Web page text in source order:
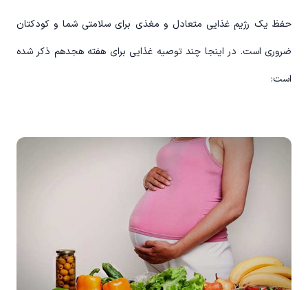
حفظ یک رژیم غذایی متعادل و مغذی برای سلامتی شما و کودکتان
ضروری است. در اینجا چند توصیه غذایی برای هفته هجدهم ذکر شده
است: